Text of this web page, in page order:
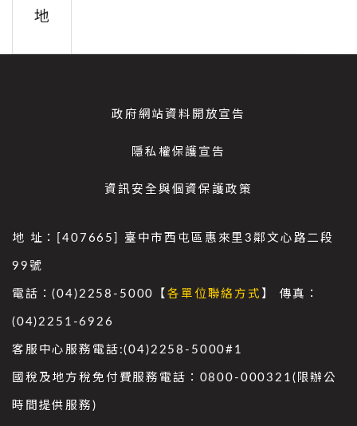
地
政府網站資料開放宣告
隱私權保護宣告
資訊安全與個資保護政策
地 址：[407665] 臺中市西屯區惠來里3鄰文心路二段
99號
電話：(04)2258-5000【各單位聯絡方式 】 傳真：
(04)2251-6926
客服中心服務電話:(04)2258-5000#1
國稅及地方稅免付費服務電話：0800-000321(限辦公
時間提供服務)